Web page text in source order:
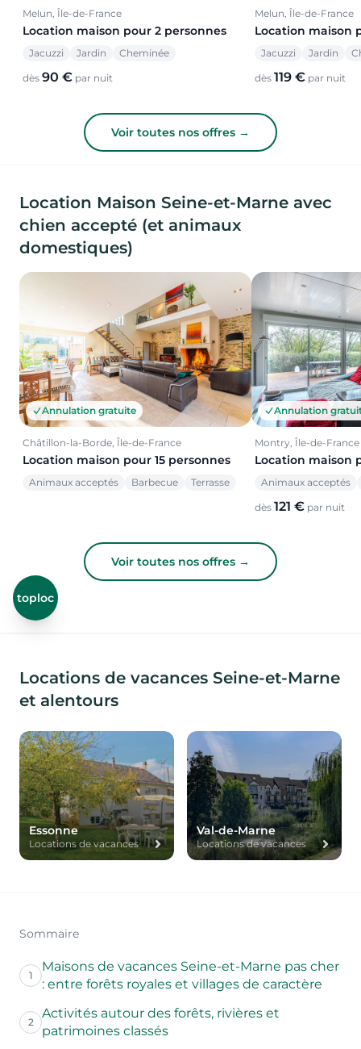
Melun, Île-de-France
Location maison pour 2 personnes
Jacuzzi Jardin Cheminée
dès 90 € par nuit
Melun, Île-de-France
Location maison
Jacuzzi Jardin
dès 119 € par nuit
Voir toutes nos offres →
Location Maison Seine-et-Marne avec
chien accepté (et animaux
domestiques)
Annulation gratuite
Châtillon-la-Borde, Île-de-France
Location maison pour 15 personnes
Animaux acceptés Barbecue Terrasse
Annulation
Montry, Île-de-France
Location maison
Animaux acceptés
dès 121 € par nuit
Voir toutes nos offres →
toploc
Locations de vacances Seine-et-Marne
et alentours
Essonne
Locations de vacances
Val-de-Marne
Locations de vacances
Sommaire
1
Maisons de vacances Seine-et-Marne pas cher
: entre forêts royales et villages de caractère
2
Activités autour des forêts, rivières et
patrimoines classés